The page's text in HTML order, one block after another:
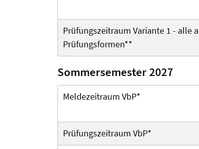
Prüfungszeitraum Variante 1 - alle
Prüfungsformen**
Sommersemester 2027
Meldezeitraum VbP*
Prüfungszeitraum VbP*